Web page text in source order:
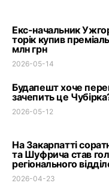
Екс-начальник
торік купив
млн грн
2026-05-14
Будапешт хоче
зачепить це
2026-05-12
На Закарпатті
та Шуфрича став
регіонального
2026-04-23